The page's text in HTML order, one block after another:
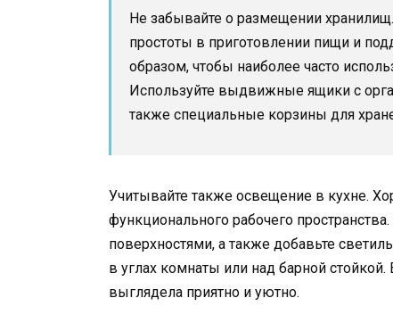
Не забывайте о размещении
простоты в приготовлении пищи и
образом, чтобы наиболее часто
Используйте выдвижные ящики с
также специальные корзины для
Учитывайте также освещение в кухне.
функционального рабочего
поверхностями, а также добавьте
в углах комнаты или над барной
выглядела приятно и уютно.